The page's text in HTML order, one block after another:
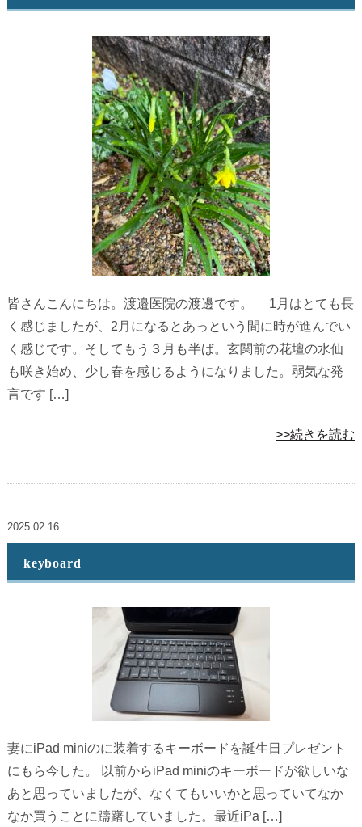
皆さんこんにちは。渡邉医院の渡邊です。 1月はとても長
く感じましたが、2月になるとあっという間に時が進んでい
く感じです。そしてもう３月も半ば。玄関前の花壇の水仙
も咲き始め、少し春を感じるようになりました。弱気な発
言です […]
>>続きを読む
2025.02.16
keyboard
妻にiPad miniのに装着するキーボードを誕生日プレゼント
にもら今した。 以前からiPad miniのキーボードが欲しいな
あと思っていましたが、なくてもいいかと思っていてなか
なか買うことに躊躇していました。最近iPa […]